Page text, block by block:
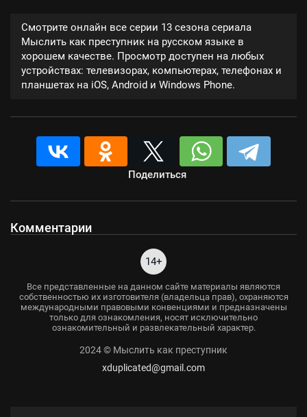
Смотрите онлайн все серии 13 сезона сериала
Мыслить как преступник на русском языке в
хорошем качестве. Просмотр доступен на любых
устройствах: телевизорах, компьютерах, телефонах и
планшетах на iOS, Android и Windows Phone.
Поделиться
Комментарии
14+
Все представленные на данном сайте материалы являются
собственностью их изготовителя (владельца прав), охраняются
международными правовыми конвенциями и предназначены
только для ознакомления, носят исключительно
ознакомительный и развлекательный характер.
2024 © Мыслить как преступник
xduplicated@gmail.com